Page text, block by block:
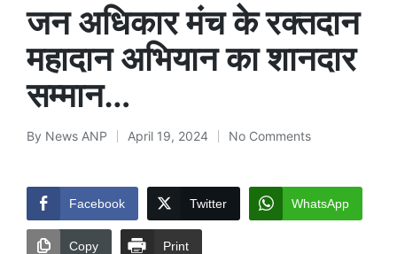
जन अधिकार मंच के रक्तदान
महादान अभियान का शानदार
सम्मान…
Posted
By News ANP April 19, 2024 No Comments
Facebook Twitter WhatsApp
Copy Print